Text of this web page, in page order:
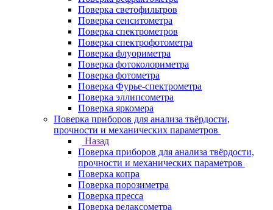
Поверка светофильтров
Поверка сенситометра
Поверка спектрометров
Поверка спектрофотометра
Поверка флуориметра
Поверка фотоколориметра
Поверка фотометра
Поверка Фурье-спектрометра
Поверка эллипсометра
Поверка яркомера
Поверка приборов для анализа твёрдости,
прочности и механических параметров
Назад
Поверка приборов для анализа твёрдости,
прочности и механических параметров
Поверка копра
Поверка порозиметра
Поверка пресса
Поверка релаксометра